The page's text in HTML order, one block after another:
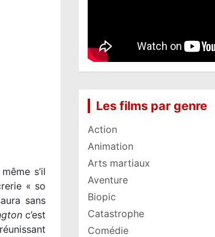
s’il
« so
sans
c’est
Les films par genre
Action
Animation
Arts martiaux
Aventure
Biopic
Catastrophe
Comédie